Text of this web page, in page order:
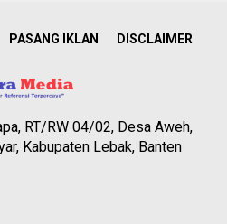
PASANG IKLAN DISCLAIMER
RT/RW 04/02, Desa Aweh,
Kabupaten Lebak, Banten